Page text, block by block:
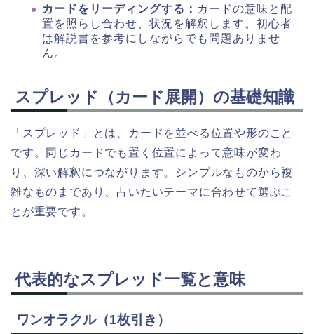
カードをリーディングする： カードの意味と配
置を照らし合わせ、状況を解釈します。初心者
は解説書を参考にしながらでも問題ありませ
ん。
スプレッド（カード展開）の基礎知識
「スプレッド」とは、カードを並べる位置や形のこと
です。同じカードでも置く位置によって意味が変わ
り、深い解釈につながります。シンプルなものから複
雑なものまであり、占いたいテーマに合わせて選ぶこ
とが重要です。
代表的なスプレッド一覧と意味
ワンオラクル（1枚引き）